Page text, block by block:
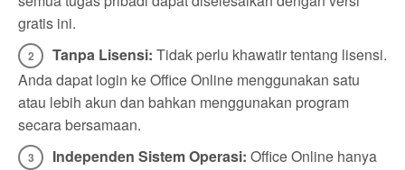
gratis ini.
Tanpa Lisensi: Tidak perlu khawatir tentang lisensi.
Anda dapat login ke Office Online menggunakan satu
atau lebih akun dan bahkan menggunakan program
secara bersamaan.
Independen Sistem Operasi: Office Online hanya